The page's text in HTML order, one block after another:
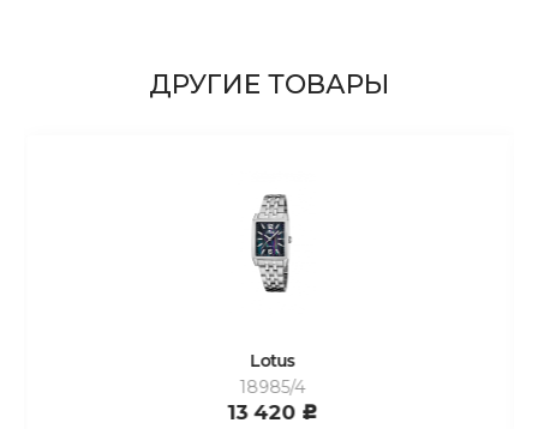
ДРУГИЕ ТОВАРЫ
Lotus
18985/4
13 420 c